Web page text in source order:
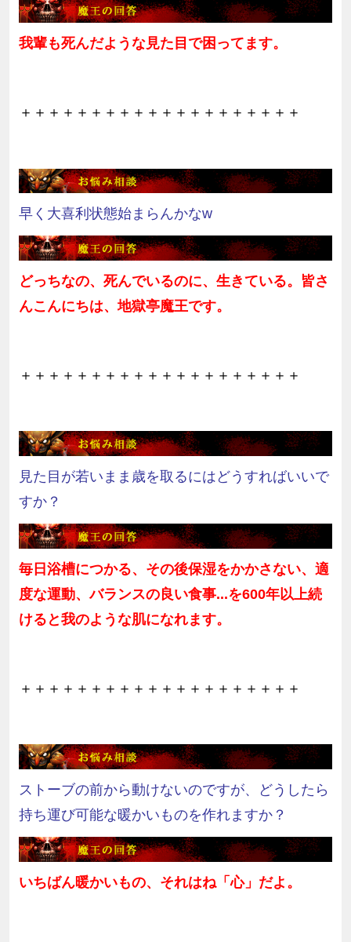
我輩も死んだような見た目で困ってます。
＋＋＋＋＋＋＋＋＋＋＋＋＋＋＋＋＋＋＋＋
早く大喜利状態始まらんかなw
どっちなの、死んでいるのに、生きている。皆さ
んこんにちは、地獄亭魔王です。
＋＋＋＋＋＋＋＋＋＋＋＋＋＋＋＋＋＋＋＋
見た目が若いまま歳を取るにはどうすればいいで
すか？
毎日浴槽につかる、その後保湿をかかさない、適
度な運動、バランスの良い食事...を600年以上続
けると我のような肌になれます。
＋＋＋＋＋＋＋＋＋＋＋＋＋＋＋＋＋＋＋＋
ストーブの前から動けないのですが、どうしたら
持ち運び可能な暖かいものを作れますか？
いちばん暖かいもの、それはね「心」だよ。